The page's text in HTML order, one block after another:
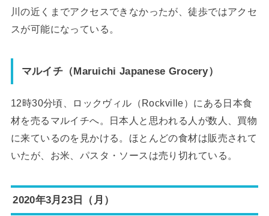
川の近くまでアクセスできなかったが、徒歩ではアクセ
スが可能になっている。
マルイチ（Maruichi Japanese Grocery）
12時30分頃、ロックヴィル（Rockville）にある日本食
材を売るマルイチへ。日本人と思われる人が数人、買物
に来ているのを見かける。ほとんどの食材は販売されて
いたが、お米、パスタ・ソースは売り切れている。
2020年3月23日（月）